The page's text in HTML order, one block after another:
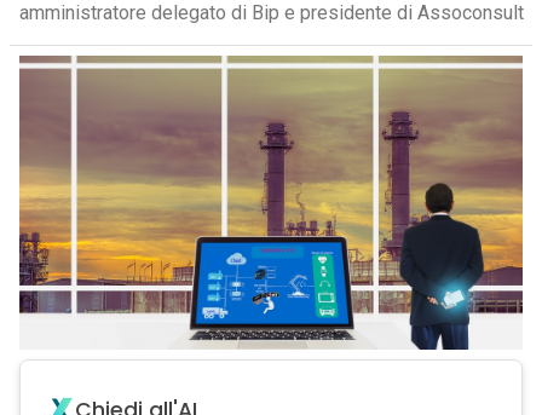
amministratore delegato di Bip e presidente di Assoconsult